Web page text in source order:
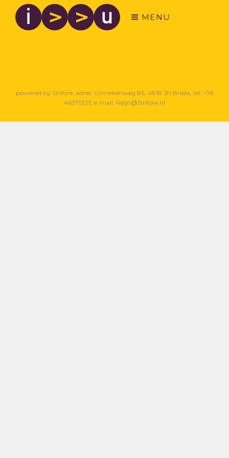
MENU
powered by Sinfore, adres: Ginnekenweg 86, 4818 JH Breda, tel.: 06
46371327, e-mail: Reijn@Sinfore.nl